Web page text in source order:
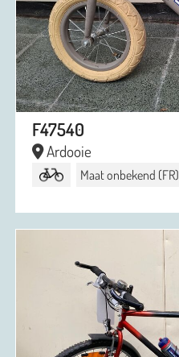
F47540
Ardooie
Maat onbekend (FR)